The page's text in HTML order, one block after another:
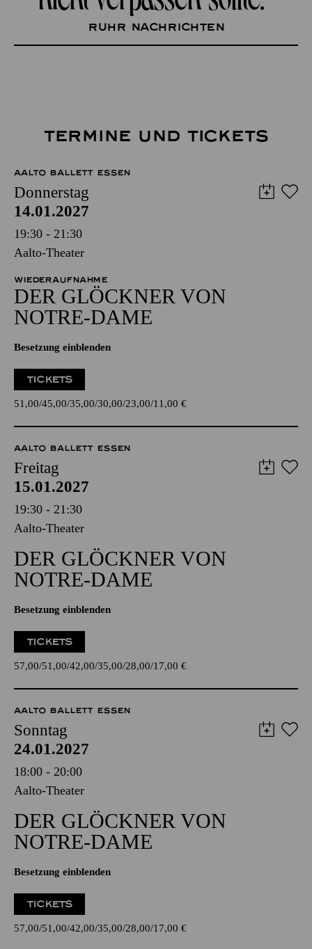
Ruhr Nachrichten
TERMINE UND TICKETS
AALTO BALLETT ESSEN
Donnerstag
14.01.2027
19:30 - 21:30
Aalto-Theater
WIEDERAUFNAHME
DER GLÖCKNER­ VON
NOTRE-DAME
Besetzung einblenden
TICKETS
51,00 45,00 35,00 30,00 23,00 11,00 €
AALTO BALLETT ESSEN
Freitag
15.01.2027
19:30 - 21:30
Aalto-Theater
DER GLÖCKNER­ VON
NOTRE-DAME
Besetzung einblenden
TICKETS
57,00 51,00 42,00 35,00 28,00 17,00 €
AALTO BALLETT ESSEN
Sonntag
24.01.2027
18:00 - 20:00
Aalto-Theater
DER GLÖCKNER­ VON
NOTRE-DAME
Besetzung einblenden
TICKETS
57,00 51,00 42,00 35,00 28,00 17,00 €